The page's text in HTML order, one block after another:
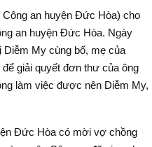
an huyện Đức Hòa) cho
an huyện Đức Hòa. Ngày
Diễm My cùng bố, mẹ của
giải quyết đơn thư của ông
làm việc được nên Diễm My,
Đức Hòa có mời vợ chồng